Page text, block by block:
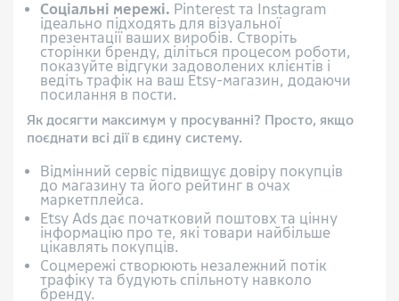
Соціальні мережі. Pinterest та Instagram
ідеально підходять для візуальної
презентації ваших виробів. Створіть
сторінки бренду, діліться процесом роботи,
показуйте відгуки задоволених клієнтів і
ведіть трафік на ваш Etsy-магазин, додаючи
посилання в пости.
Як досягти максимум у просуванні? Просто, якщо
поєднати всі дії в єдину систему.
Відмінний сервіс підвищує довіру покупців
до магазину та його рейтинг в очах
маркетплейса.
Etsy Ads дає початковий поштовх та цінну
інформацію про те, які товари найбільше
цікавлять покупців.
Соцмережі створюють незалежний потік
трафіку та будують спільноту навколо
бренду.